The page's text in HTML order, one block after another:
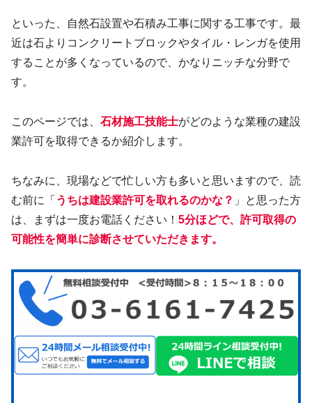
といった、自然石設置や石積み工事に関する工事です。最
近は石よりコンクリートブロックやタイル・レンガを使用
することが多くなっているので、かなりニッチな分野で
す。
このページでは、 石材施工技能士がどのような業種の建設
業許可を取得できるか紹介します。
ちなみに、現場などで忙しい方も多いと思いますので、読
む前に「 うちは建設業許可を取れるのかな？ 」と思った方
は、まずは一度お電話ください！ 5分ほどで、許可取得の
可能性を簡単に診断させていただきます。